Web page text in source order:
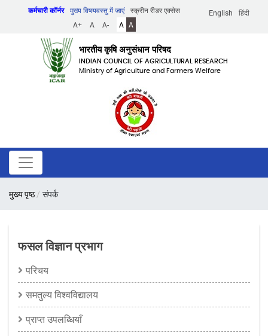
English हिंदी
कर्मचारी कॉर्नर मुख्य विषयवस्तु में जाएं
स्क्रीन रीडर एक्सेस
A+
A A- A A
भारतीय कृषि अनुसंधान परिषद
INDIAN COUNCIL OF AGRICULTURAL RESEARCH
Ministry of Agriculture and Farmers Welfare
पग
मुख्य पृष्ठ संपर्क
फसल विज्ञान प्रभाग
परिचय
समतुल्य विश्वविद्यालय
प्राप्त उपलब्धियाँ